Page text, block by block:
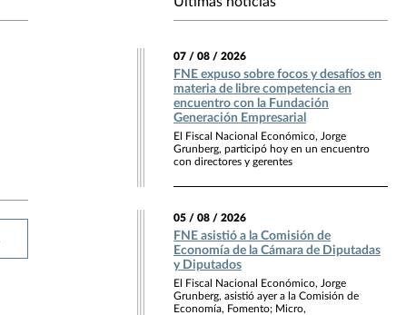
07 / 08 / 2026
FNE expuso sobre focos y desafíos en
materia de libre competencia en
encuentro con la Fundación
Generación Empresarial
El Fiscal Nacional Económico, Jorge
Grunberg, participó hoy en un encuentro
con directores y gerentes
05 / 08 / 2026
FNE asistió a la Comisión de
Economía de la Cámara de Diputadas
y Diputados
El Fiscal Nacional Económico, Jorge
Grunberg, asistió ayer a la Comisión de
Economía, Fomento; Micro,